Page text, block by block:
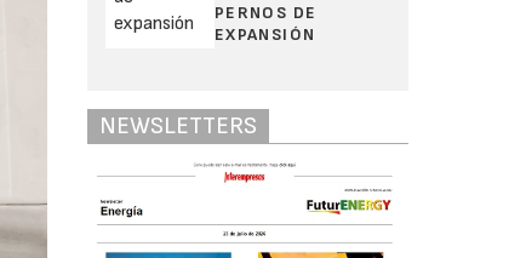
PERNOS DE
EXPANSIÓN
NEWSLETTERS